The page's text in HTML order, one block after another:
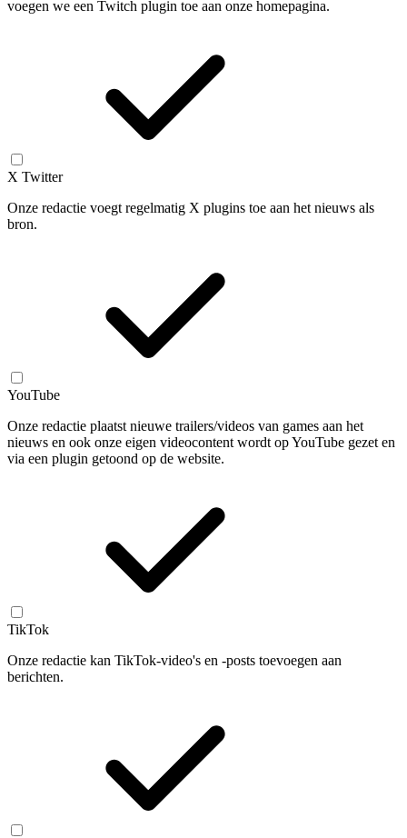
voegen we een Twitch plugin toe aan onze homepagina.
X Twitter
Onze redactie voegt regelmatig X plugins toe aan het nieuws als
bron.
YouTube
Onze redactie plaatst nieuwe trailers/videos van games aan het
nieuws en ook onze eigen videocontent wordt op YouTube gezet en
via een plugin getoond op de website.
TikTok
Onze redactie kan TikTok-video's en -posts toevoegen aan
berichten.